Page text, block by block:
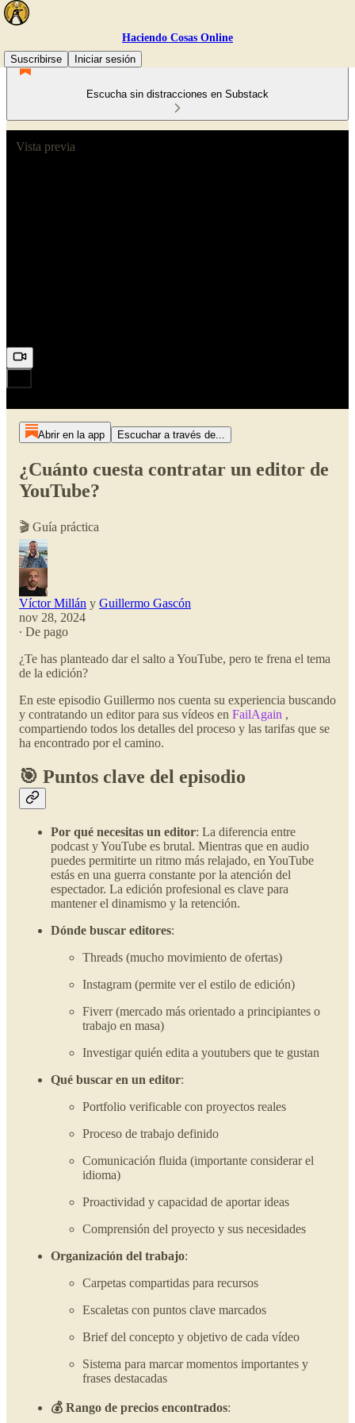
Haciendo Cosas Online
Suscribirse
Iniciar sesión
Escucha sin distracciones en Substack
Vista previa
Abrir en la app Escuchar a través de...
¿Cuánto cuesta contratar un editor de
YouTube?
🎬 Guía práctica
Víctor Millán y Guillermo Gascón
nov 28, 2024
∙ De pago
¿Te has planteado dar el salto a YouTube, pero te frena el tema
de la edición?
En este episodio Guillermo nos cuenta su experiencia buscando
y contratando un editor para sus vídeos en FailAgain ,
compartiendo todos los detalles del proceso y las tarifas que se
ha encontrado por el camino.
🎯 Puntos clave del episodio
Por qué necesitas un editor: La diferencia entre
podcast y YouTube es brutal. Mientras que en audio
puedes permitirte un ritmo más relajado, en YouTube
estás en una guerra constante por la atención del
espectador. La edición profesional es clave para
mantener el dinamismo y la retención.
Dónde buscar editores:
Threads (mucho movimiento de ofertas)
Instagram (permite ver el estilo de edición)
Fiverr (mercado más orientado a principiantes o
trabajo en masa)
Investigar quién edita a youtubers que te gustan
Qué buscar en un editor:
Portfolio verificable con proyectos reales
Proceso de trabajo definido
Comunicación fluida (importante considerar el
idioma)
Proactividad y capacidad de aportar ideas
Comprensión del proyecto y sus necesidades
Organización del trabajo:
Carpetas compartidas para recursos
Escaletas con puntos clave marcados
Brief del concepto y objetivo de cada vídeo
Sistema para marcar momentos importantes y
frases destacadas
💰 Rango de precios encontrados: